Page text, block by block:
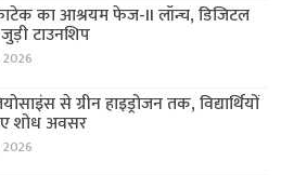
का आश्रयम फेज-II लॉन्च, डिजिटल
टाउनशिप
से ग्रीन हाइड्रोजन तक, विद्यार्थियों
शोध अवसर